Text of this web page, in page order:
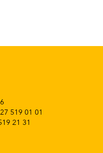
519 01 01
21 31